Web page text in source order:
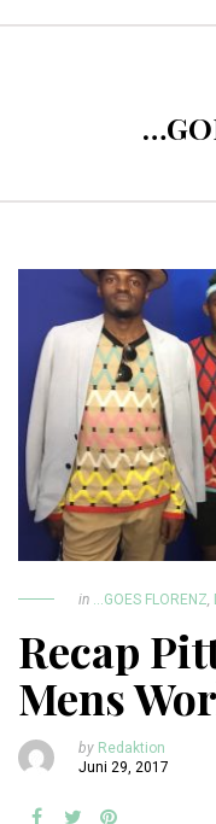
in ...GOES FLORENZ,
Recap
Mens
by Redaktion
Juni 29, 2017